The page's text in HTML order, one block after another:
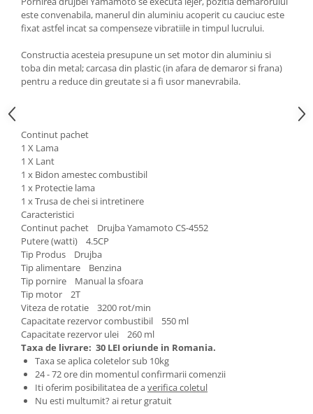
Perii si aparate scame
Stergatoare geam
Uscatoare si standere haine
Bucatarie si electrocasnice
Espressoare si cafetiere
Masini de piper si nuci
Accesorii si consumabile masini de
tocat carne
Autocolant de bucatarie
Blendere
Ceaune
Dozatoare
Fete de masa
Fierbatoare
Friteuze
Genti Termoizolante Mancare
Magneti de frigider
Masini de tocat manuale
Masini tocat carne electrice
Mixere
Oale si Cratite
Statii si pistoale de lipit
Accesorii, consumabile, piese
Accesorii
electrice
Discuri taiere
Strung
Scule de mana
Accesorii masini de taiat placi
ceramice
Accesorii placi ceramice
Carabine, vartejuri, belciuge
Clesti si truse de sertizare
Fierastraie manuale
Foarfeci constructii
Masini de taiat placi ceramice
Patenti si clesti
Topoare
Truse, seturi si alte scule de mana
Compactoare
este convenabila, manerul din aluminiu acoperit cu cauciuc este
fixat astfel incat sa compenseze vibratiile in timpul lucrului.
Constructia acesteia presupune un set motor din aluminiu si
toba din metal; carcasa din plastic (in afara de demaror si frana)
pentru a reduce din greutate si a fi usor manevrabila.
Continut pachet
1 X Lama
1 X Lant
1 x Bidon amestec combustibil
1 x Protectie lama
1 x Trusa de chei si intretinere
Caracteristici
Continut pachet Drujba Yamamoto CS-4552
Putere (watti) 4.5CP
Tip Produs Drujba
Tip alimentare Benzina
Tip pornire Manual la sfoara
Tip motor 2T
Viteza de rotatie 3200 rot/min
Capacitate rezervor combustibil 550 ml
Capacitate rezervor ulei 260 ml
Taxa de livrare: 30 LEI oriunde in Romania.
Taxa se aplica coletelor sub 10kg
24 - 72 ore din momentul confirmarii comenzii
Iti oferim posibilitatea de averifica coletul
Nu esti multumit? ai retur gratuit